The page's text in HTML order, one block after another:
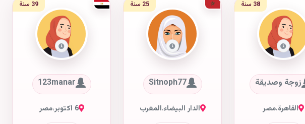
38 سنة
زوجة وصديقة
القاهرة،مصر
25 سنة
Sitnoph77
الدار البيضاء،المغرب
39 سنة
123manar
6 اكتوبر ،مصر